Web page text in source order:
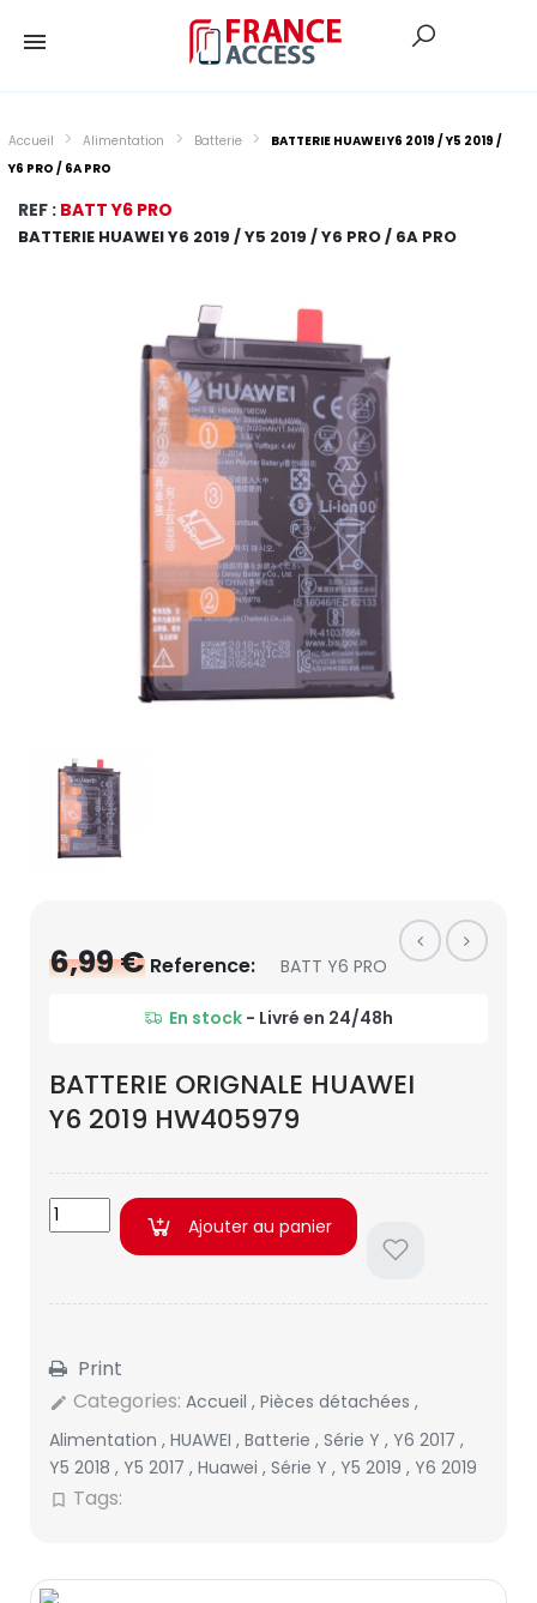
Accueil Alimentation Batterie
BATTERIE HUAWEI Y6 2019 / Y5 2019 /
Y6 PRO / 6A PRO
REF : BATT Y6 PRO
BATTERIE HUAWEI Y6 2019 / Y5 2019 / Y6 PRO / 6A PRO
6,99 € Reference: BATT Y6 PRO
En stock - Livré en 24/48h
BATTERIE ORIGNALE HUAWEI
Y6 2019 HW405979
Ajouter au panier
Print
edit Categories: Accueil , Pièces détachées ,
Alimentation , HUAWEI , Batterie , Série Y , Y6 2017 ,
Y5 2018 , Y5 2017 , Huawei , Série Y , Y5 2019 , Y6 2019
bookmark_border Tags: